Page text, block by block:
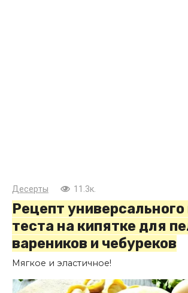
Десерты 11.3к.
Рецепт универсального
теста на кипятке для
вареников и чебуреков
Мягкое и эластичное!